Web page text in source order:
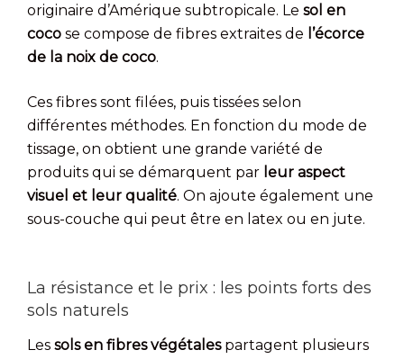
originaire d’Amérique subtropicale. Le sol en
coco se compose de fibres extraites de l’écorce
de la noix de coco.
Ces fibres sont filées, puis tissées selon
différentes méthodes. En fonction du mode de
tissage, on obtient une grande variété de
produits qui se démarquent par leur aspect
visuel et leur qualité. On ajoute également une
sous-couche qui peut être en latex ou en jute.
La résistance et le prix : les points forts des
sols naturels
Les sols en fibres végétalespartagent plusieurs